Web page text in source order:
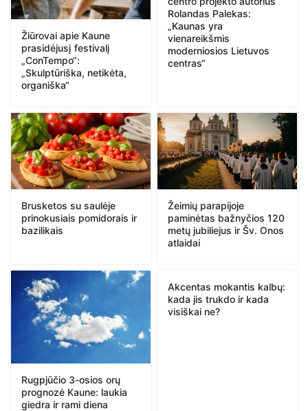
Žiūrovai apie Kaune
prasidėjusį festivalį
„ConTempo“:
„Skulptūriška, netikėta,
organiška“
Rolandas Palekas:
„Kaunas yra
vienareikšmis
moderniosios Lietuvos
centras“
Brusketos su saulėje
prinokusiais pomidorais ir
bazilikais
Žeimių parapijoje
paminėtas bažnyčios 120
metų jubiliejus ir Šv. Onos
atlaidai
Rugpjūčio 3-osios orų
prognozė Kaune: laukia
giedra ir rami diena
Akcentas mokantis kalbų:
kada jis trukdo ir kada
visiškai ne?